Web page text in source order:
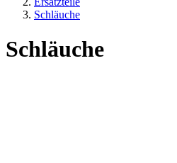
Schläuche
Schläuche